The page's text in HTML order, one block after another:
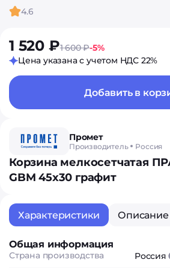
4.6
1 520 ₽1 600 ₽-5%
Цена указана с учетом НДС 22%
Добавить в
Промет
Производитель Россия
Корзина мелкосетчатая
GBM 45х30 графит
Характеристики Описание
Общая информация
Страна производства
Россия